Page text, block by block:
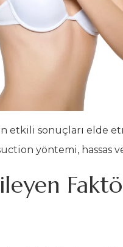
etkili sonuçları elde
yöntemi, hassas